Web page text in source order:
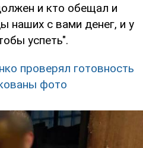
и кто обещал и
наших с вами денег, и у
успеть".
проверял готовность
фото